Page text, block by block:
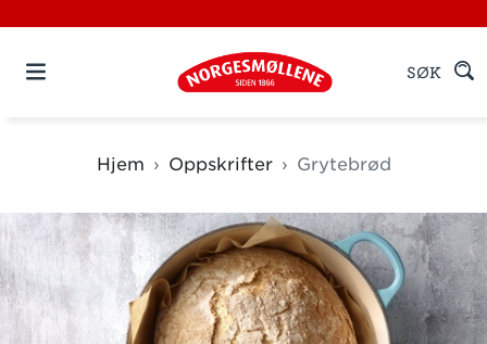
SØK
Hjem Oppskrifter Grytebrød